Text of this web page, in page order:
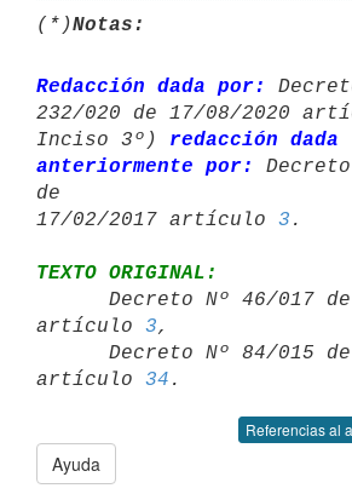
(*)Notas:
Redacción dada por:
232/020 de 17/08/2020
Inciso 3º) redacción dada
anteriormente por:
de
17/02/2017 artículo 3
TEXTO ORIGINAL:
artículo 3,
artículo 34
Referencias al
Ayuda